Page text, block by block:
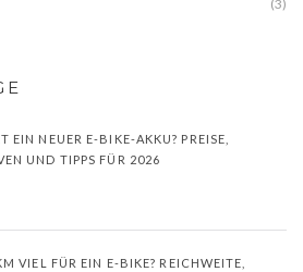
(3)
EIN NEUER E-BIKE-AKKU? PREISE,
UND TIPPS FÜR 2026
VIEL FÜR EIN E-BIKE? REICHWEITE,